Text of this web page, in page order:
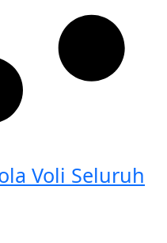
Voli Seluruh